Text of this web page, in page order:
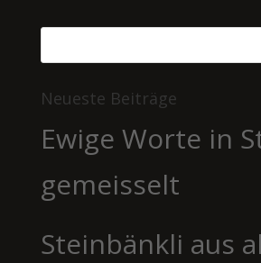
Neueste Beiträge
Ewige Worte in
gemeisselt
Steinbänkli aus